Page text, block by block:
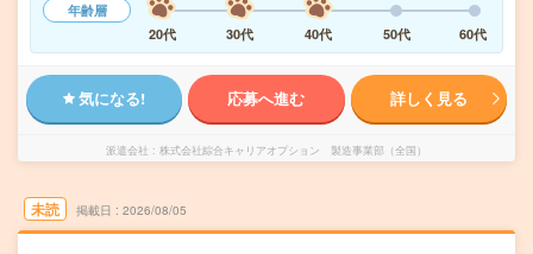
年齢層
20代
30代 40代 50代 60代
気になる! 応募へ進む 詳しく見る
派遣会社 株式会社綜合キャリアオプション 製造事業部（全国）
未読 掲載日 2026/08/05